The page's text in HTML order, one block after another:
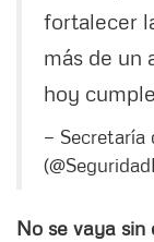
fortalecer
más de un
hoy
— Secretaría
No se vaya sin